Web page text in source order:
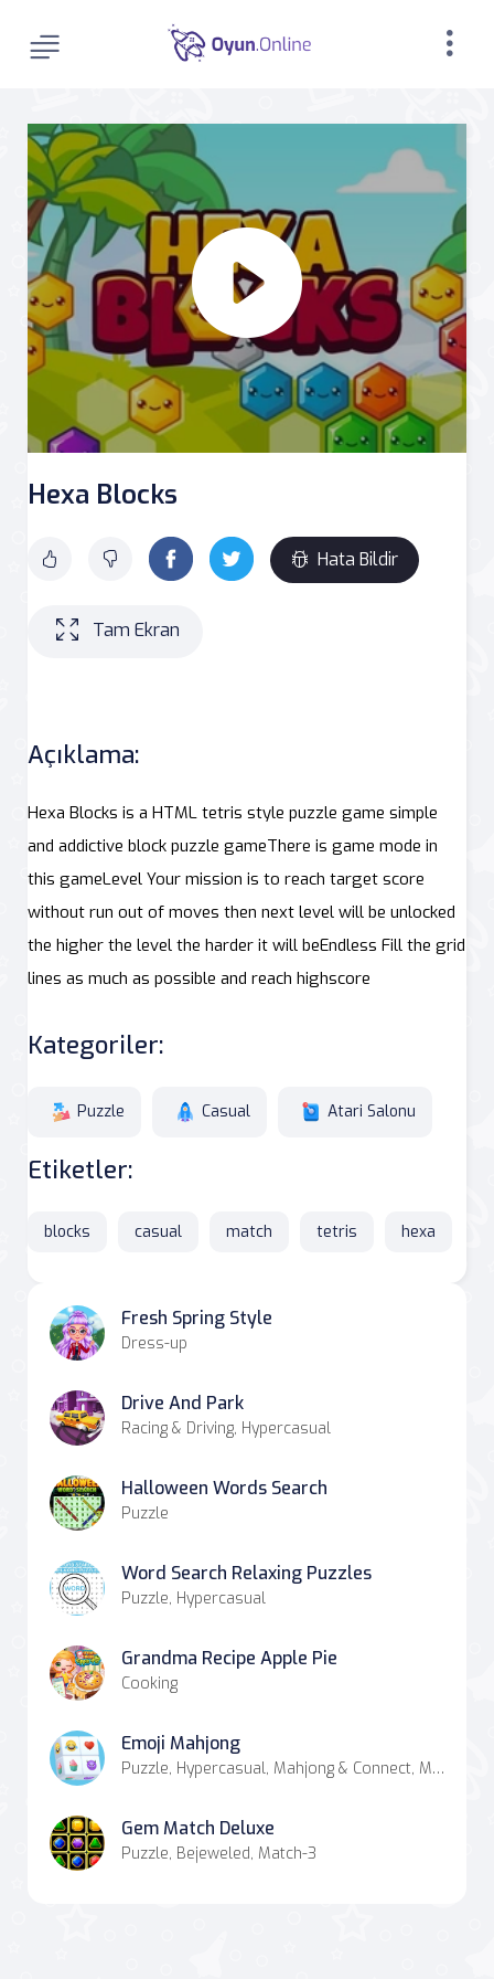
Hexa Blocks
Hata Bildir
Tam Ekran
Açıklama:
Hexa Blocks is a HTML tetris style puzzle game simple
and addictive block puzzle gameThere is game mode in
this gameLevel Your mission is to reach target score
without run out of moves then next level will be unlocked
the higher the level the harder it will beEndless Fill the grid
lines as much as possible and reach highscore
Kategoriler:
Puzzle Casual Atari Salonu
Etiketler:
blocks casual match tetris hexa
Fresh Spring Style
Dress-up
Drive And Park
Racing & Driving, Hypercasual
Halloween Words Search
Puzzle
Word Search Relaxing Puzzles
Puzzle, Hypercasual
Grandma Recipe Apple Pie
Cooking
Emoji Mahjong
Puzzle, Hypercasual, Mahjong & Connect, Match-3
Gem Match Deluxe
Puzzle, Bejeweled, Match-3